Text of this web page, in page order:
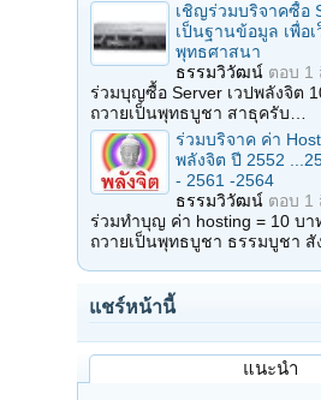
เชิญร่วมบริจาคซื้อ
เป็นฐานข้อมูล เพื่อ
พุทธศาสนา
ธรรมวิวัฒน์ ตอบ 1
ร่วมบุญซื้อ Server เวปพลังจิต
ถวายเป็นพุทธบูชา สาธุครับ…
ร่วมบริจาค ค่า
พลังจิต ปี 2552
- 2561 -2564
ธรรมวิวัฒน์ ตอบ 1
ร่วมทำบุญ ค่า hosting = 10 บา
ถวายเป็นพุทธบูชา ธรรมบูชา
แชร์หน้านี้
แนะนำ